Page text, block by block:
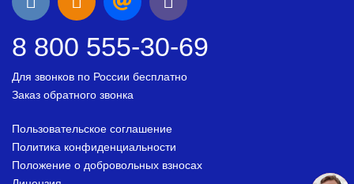
8 800 555-30-69
Для звонков по России бесплатно
Заказ обратного звонка
Пользовательское соглашение
Политика конфиденциальности
Положение о добровольных взносах